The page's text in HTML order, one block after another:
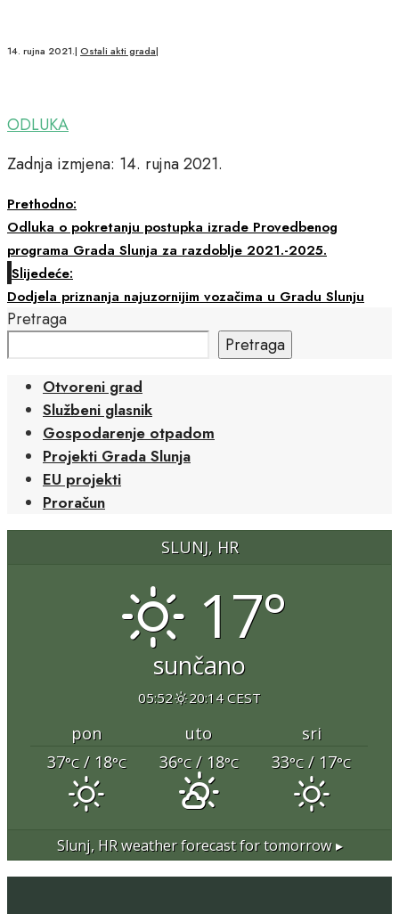
14. rujna 2021.| Ostali akti grada|
ODLUKA
Zadnja izmjena: 14. rujna 2021.
Prethodno:
Odluka o pokretanju postupka izrade Provedbenog
programa Grada Slunja za razdoblje 2021.-2025.
Slijedeće:
Dodjela priznanja najuzornijim vozačima u Gradu Slunju
Pretraga
Pretraga
Otvoreni grad
Službeni glasnik
Gospodarenje otpadom
Projekti Grada Slunja
EU projekti
Proračun
SLUNJ, HR
17°
sunčano
05:52 20:14 CEST
pon uto
sri
37°C/ 18°C 36°C/ 18°C 33°C/ 17°C
Slunj, HRweather forecast for tomorrow ▸